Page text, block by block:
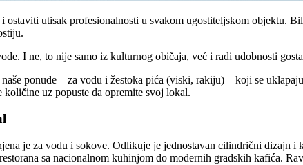
utisak profesionalnosti u svakom ugostiteljskom objektu.
I ne, to nije samo iz kulturnog običaja, već i radi udobnosti
ponude – za vodu i žestoka pića (viski, rakiju) – koji se
uz popuste da opremite svoj lokal.
je za vodu i sokove. Odlikuje je jednostavan cilindrični dizajn
sa nacionalnom kuhinjom do modernih gradskih kafića.